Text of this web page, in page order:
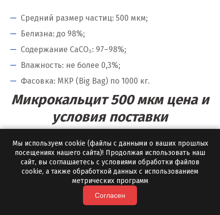
Югорск
Я
Ярославль
Средний размер частиц: 500 мкм;
Белизна: до 98%;
Содержание CaCO₃: 97–98%;
Влажность: не более 0,3%;
Фасовка: МКР (Big Bag) по 1000 кг.
Микрокальцит 500 мкм цена и
условия поставки
Цена зависит от объема партии и региона
поставки. Минимальная отгрузка с нашей
доставкой — от 10 тонн.
Автотранспорт — оперативная доставка по
Мы используем cookie (файлы с данными о ваших прошлых
посещениях нашего сайта)! Продолжая использовать наш
сайт, вы соглашаетесь с условиями обработки файлов
cookie, а также обработкой данных с использованием
метрических программ
Согласен